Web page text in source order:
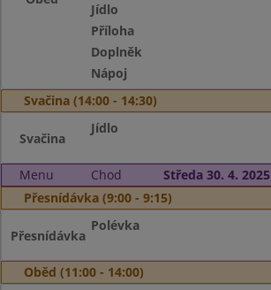
Jídlo
Příloha
Doplněk
Nápoj
Svačina (14:00 - 14:30)
Svačina
Jídlo
Menu Chod
Středa 30. 4. 2025
Přesnídávka (9:00 - 9:15)
Přesnídávka
Polévka
Oběd (11:00 - 14:00)